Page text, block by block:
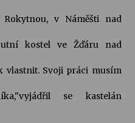
svět v Náměšti nad
kostel ve Žďáru nad
vlastnit. Svoji práci musím
se kastelán